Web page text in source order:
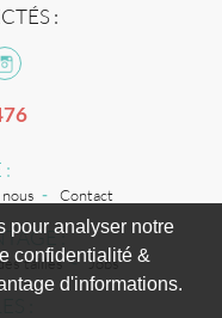
pour analyser notre
confidentialité &
d'informations.
:
:
Contact
:
tailles Jobs